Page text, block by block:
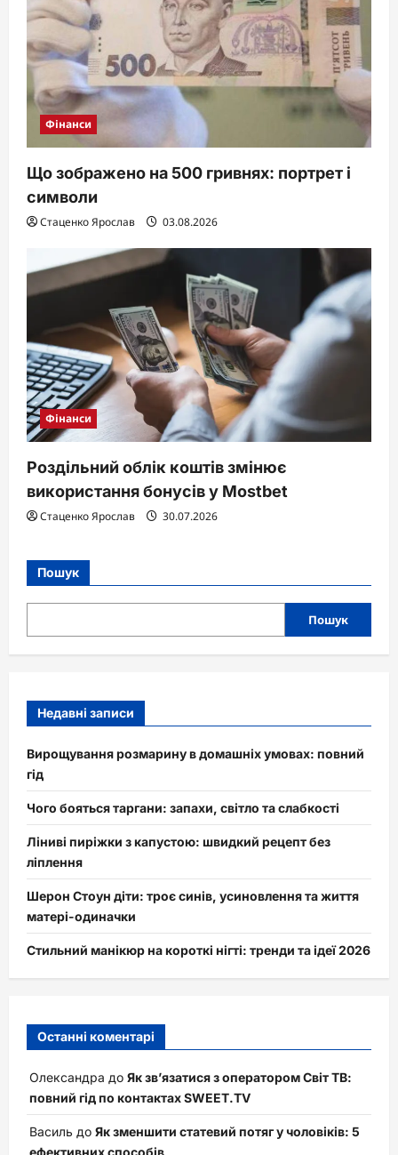
Фінанси
Що зображено на 500 гривнях: портрет і
символи
Стаценко Ярослав 03.08.2026
Фінанси
Роздільний облік коштів змінює
використання бонусів у Mostbet
Стаценко Ярослав 30.07.2026
Пошук
Пошук
Недавні записи
Вирощування розмарину в домашніх умовах: повний
гід
Чого бояться таргани: запахи, світло та слабкості
Ліниві пиріжки з капустою: швидкий рецепт без
ліплення
Шерон Стоун діти: троє синів, усиновлення та життя
матері-одиначки
Стильний манікюр на короткі нігті: тренди та ідеї 2026
Останні коментарі
Олександра до Як зв’язатися з оператором Світ ТВ:
повний гід по контактах SWEET.TV
Василь до Як зменшити статевий потяг у чоловіків: 5
ефективних способів